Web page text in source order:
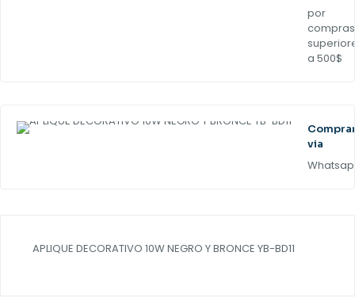
por
compras
a 500$
via
APLIQUE DECORATIVO 10W NEGRO Y BRONCE YB-BD11